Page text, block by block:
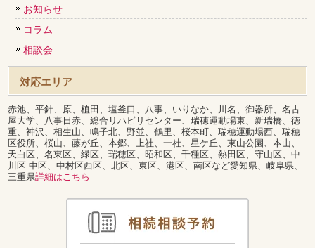
お知らせ
コラム
相談会
対応エリア
赤池、平針、原、植田、塩釜口、八事、いりなか、川名、御器所、名古
屋大学、八事日赤、総合リハビリセンター、瑞穂運動場東、新瑞橋、徳
重、神沢、相生山、鳴子北、野並、鶴里、桜本町、瑞穂運動場西、瑞穂
区役所、桜山、藤が丘、本郷、上社、一社、星ケ丘、東山公園、本山、
天白区、名東区、緑区、瑞穂区、昭和区、千種区、熱田区、守山区、中
川区 中区、中村区西区、北区、東区、港区、南区など愛知県、岐阜県、
三重県詳細はこちら